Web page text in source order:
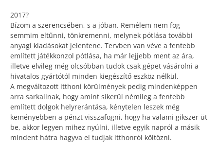
2017?
Bízom a szerencsében, s a jóban. Remélem nem fog
semmim eltűnni, tönkremenni, melynek pótlása további
anyagi kiadásokat jelentene. Tervben van véve a fentebb
említett játékkonzol pótlása, ha már lejjebb ment az ára,
illetve elvileg még olcsóbban tudok csak gépet vásárolni a
hivatalos gyártótól minden kiegészítő eszköz nélkül.
A megváltozott itthoni körülmények pedig mindenképpen
arra sarkallnak, hogy amint sikerül némileg a fentebb
említett dolgok helyrerántása, kénytelen leszek még
keményebben a pénzt visszafogni, hogy ha valami gikszer üt
be, akkor legyen mihez nyúlni, illetve egyik napról a másik
mindent hátra hagyva el tudjak itthonról költözni.